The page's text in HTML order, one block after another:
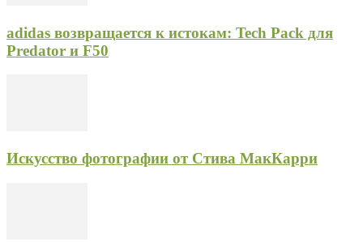
adidas возвращается к истокам: Tech Pack для
Predator и F50
Искусство фотографии от Стива МакКарри